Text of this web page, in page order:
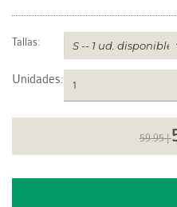
Tallas:
Unidades:
59.95 |